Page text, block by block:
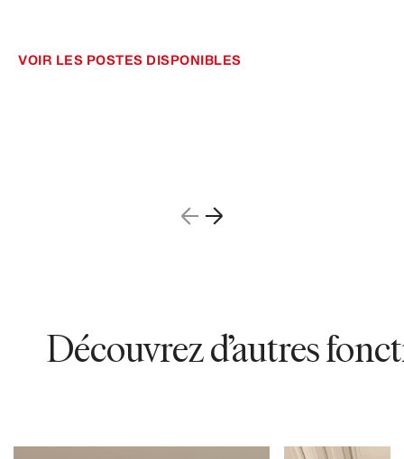
VOIR LES POSTES DISPONIBLES
Découvrez d’autres